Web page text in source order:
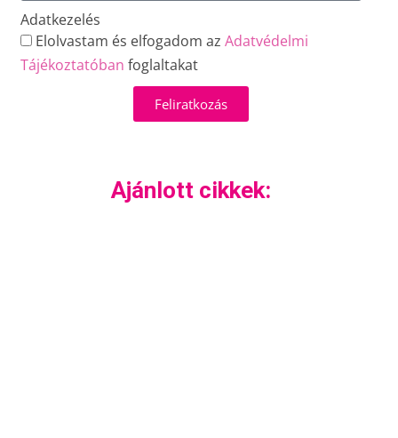
Adatkezelés
Elolvastam és elfogadom azAdatvédelmi
Tájékoztatóban foglaltakat
Feliratkozás
Ajánlott cikkek: